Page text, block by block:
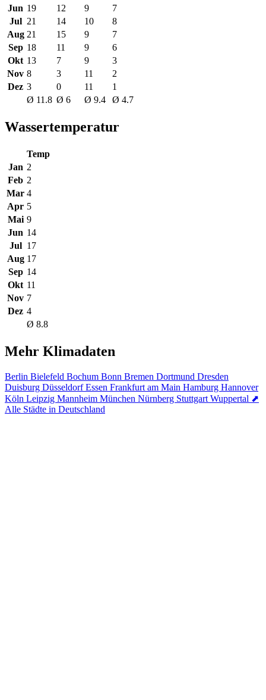
Jun 19 12 9
7
Jul 21 14 10
8
Aug 21 15 9
7
Sep 18 11 9
6
Okt 13 7 9
3
Nov 8 3 11
2
Dez 3 0 11
1
Ø 11.8 Ø 6 Ø 9.4 Ø 4.7
Wassertemperatur
Temp
Jan 2
Feb 2
Mar 4
Apr 5
Mai 9
Jun 14
Jul 17
Aug 17
Sep 14
Okt 11
Nov 7
Dez 4
Ø 8.8
Mehr Klimadaten
Berlin Bielefeld Bochum Bonn Bremen Dortmund Dresden
Duisburg DüsseldorfEssen Frankfurt am Main Hamburg Hannover
Köln Leipzig Mannheim München Nürnberg Stuttgart Wuppertal ⬈
Alle Städte in Deutschland